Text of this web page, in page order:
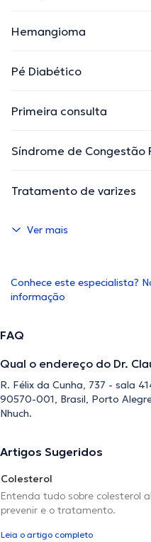
Hemangioma
Pé Diabético
Primeira consulta
Síndrome de Congestão
Tratamento de varizes
Ver mais
Conhece este especialista?
informação
FAQ
Qual o endereço do Dr.
R. Félix da Cunha, 737 - sala
90570-001, Brasil, Porto
Nhuch.
Artigos Sugeridos
Colesterol
Entenda tudo sobre colesterol
prevenir e o tratamento.
Leia o artigo completo